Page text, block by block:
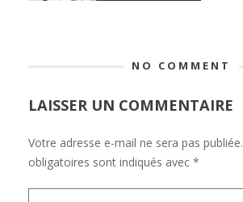
NO COMMENT
LAISSER UN COMMENTAIRE
Votre adresse e-mail ne sera pas publiée.
obligatoires sont indiqués avec *